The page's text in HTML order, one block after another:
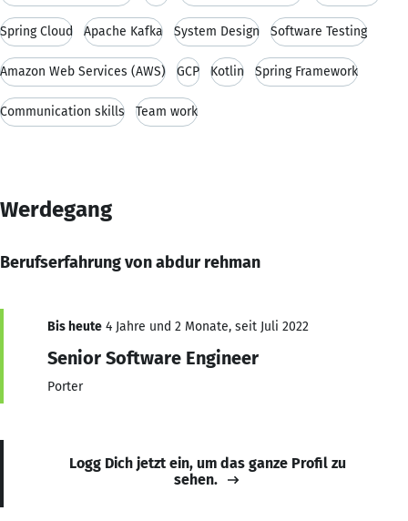
Spring Cloud Apache Kafka System Design Software Testing
Amazon Web Services (AWS) GCP Kotlin Spring Framework
Communication skills Team work
Werdegang
Berufserfahrung von abdur rehman
Bis heute 4 Jahre und 2 Monate, seit Juli 2022
Senior Software Engineer
Porter
Logg Dich jetzt ein, um das ganze Profil zu
sehen.